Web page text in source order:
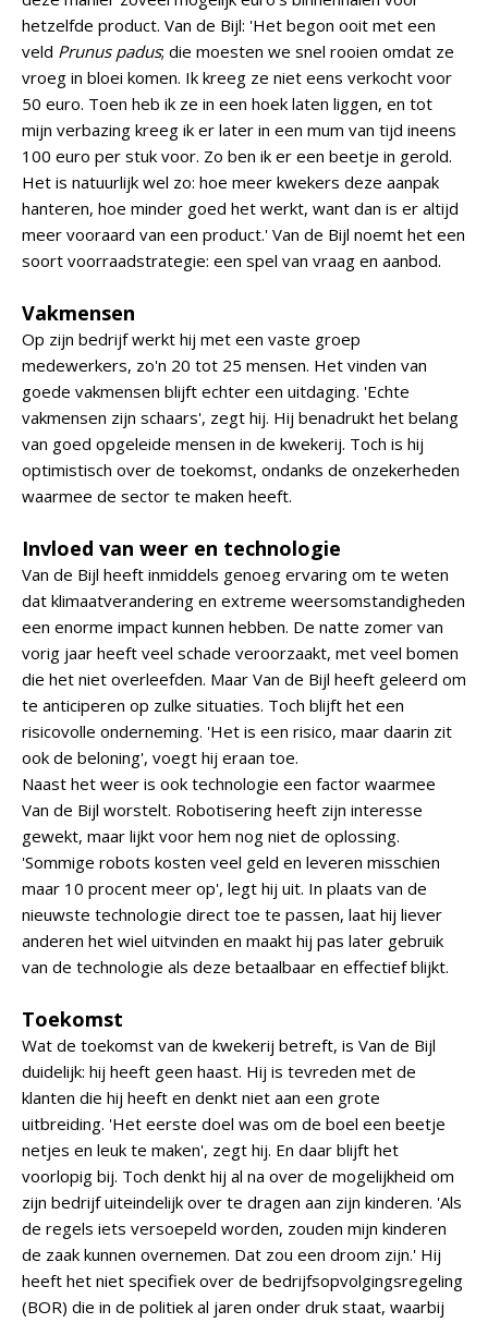
hetzelfde product. Van de Bijl: 'Het begon ooit met een
veld Prunus padus; die moesten we snel rooien omdat ze
vroeg in bloei komen. Ik kreeg ze niet eens verkocht voor
50 euro. Toen heb ik ze in een hoek laten liggen, en tot
mijn verbazing kreeg ik er later in een mum van tijd ineens
100 euro per stuk voor. Zo ben ik er een beetje in gerold.
Het is natuurlijk wel zo: hoe meer kwekers deze aanpak
hanteren, hoe minder goed het werkt, want dan is er altijd
meer vooraard van een product.' Van de Bijl noemt het een
soort voorraadstrategie: een spel van vraag en aanbod.
Vakmensen
Op zijn bedrijf werkt hij met een vaste groep
medewerkers, zo'n 20 tot 25 mensen. Het vinden van
goede vakmensen blijft echter een uitdaging. 'Echte
vakmensen zijn schaars', zegt hij. Hij benadrukt het belang
van goed opgeleide mensen in de kwekerij. Toch is hij
optimistisch over de toekomst, ondanks de onzekerheden
waarmee de sector te maken heeft.
Invloed van weer en technologie
Van de Bijl heeft inmiddels genoeg ervaring om te weten
dat klimaatverandering en extreme weersomstandigheden
een enorme impact kunnen hebben. De natte zomer van
vorig jaar heeft veel schade veroorzaakt, met veel bomen
die het niet overleefden. Maar Van de Bijl heeft geleerd om
te anticiperen op zulke situaties. Toch blijft het een
risicovolle onderneming. 'Het is een risico, maar daarin zit
ook de beloning', voegt hij eraan toe.
Naast het weer is ook technologie een factor waarmee
Van de Bijl worstelt. Robotisering heeft zijn interesse
gewekt, maar lijkt voor hem nog niet de oplossing.
'Sommige robots kosten veel geld en leveren misschien
maar 10 procent meer op', legt hij uit. In plaats van de
nieuwste technologie direct toe te passen, laat hij liever
anderen het wiel uitvinden en maakt hij pas later gebruik
van de technologie als deze betaalbaar en effectief blijkt.
Toekomst
Wat de toekomst van de kwekerij betreft, is Van de Bijl
duidelijk: hij heeft geen haast. Hij is tevreden met de
klanten die hij heeft en denkt niet aan een grote
uitbreiding. 'Het eerste doel was om de boel een beetje
netjes en leuk te maken', zegt hij. En daar blijft het
voorlopig bij. Toch denkt hij al na over de mogelijkheid om
zijn bedrijf uiteindelijk over te dragen aan zijn kinderen. 'Als
de regels iets versoepeld worden, zouden mijn kinderen
de zaak kunnen overnemen. Dat zou een droom zijn.' Hij
heeft het niet specifiek over de bedrijfsopvolgingsregeling
(BOR) die in de politiek al jaren onder druk staat, waarbij